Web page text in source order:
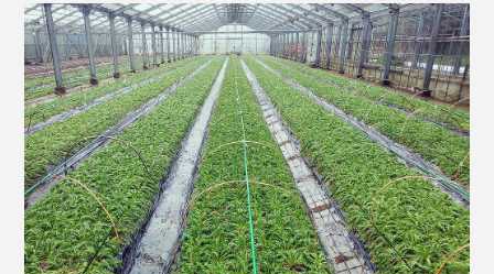
ない！」「マカの健康パワーを広く体感してほしい！」
と考えた、日本のとあるメーカー。
普段の食生活に気軽に取り入れられるよう、ポーション
タイプのレモン風味のシロップに。酸味料には、疲労物
質の乳酸を分解するなどの働きを持つ「クエン酸」が使
われています。